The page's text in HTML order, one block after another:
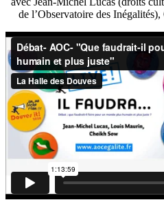
de l’Observatoire des